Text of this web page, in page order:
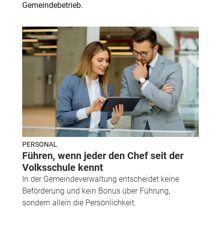
Gemeindebetrieb.
PERSONAL
Führen, wenn jeder den Chef seit der
Volksschule kennt
In der Gemeindeverwaltung entscheidet keine
Beförderung und kein Bonus über Führung,
sondern allein die Persönlichkeit.